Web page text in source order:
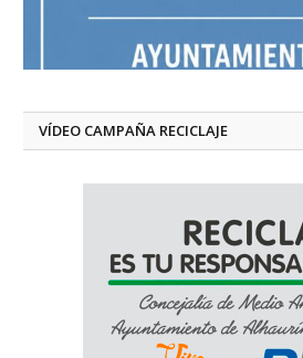
VÍDEO CAMPAÑA RECICLAJE